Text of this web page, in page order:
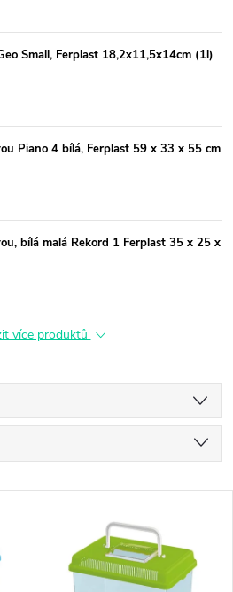
Small, Ferplast 18,2x11,5x14cm (1l)
Piano 4 bílá, Ferplast 59 x 33 x 55 cm
bílá malá Rekord 1 Ferplast 35 x 25 x
více produktů